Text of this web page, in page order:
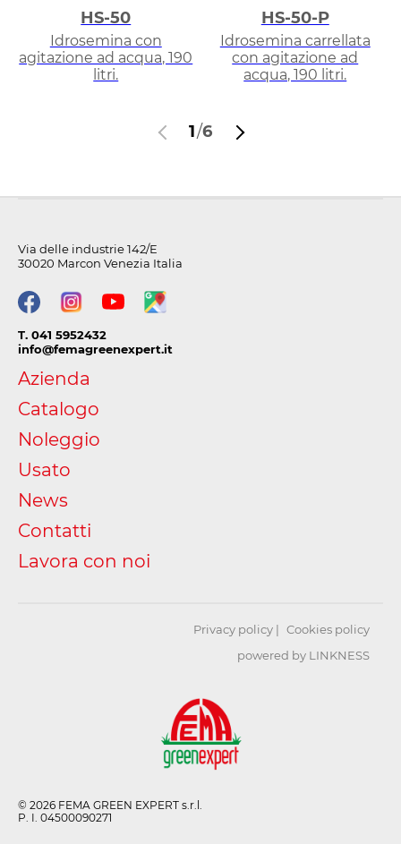
HS-50
Idrosemina con
agitazione ad acqua, 190
litri.
HS-50-P
Idrosemina carrellata
con agitazione ad
acqua, 190 litri.
1/6
Via delle industrie 142/E
30020 Marcon Venezia Italia
T. 041 5952432
info@femagreenexpert.it
Azienda
Catalogo
Noleggio
Usato
News
Contatti
Lavora con noi
Privacy policy
Cookies policy
powered by LINKNESS
© 2026 FEMA GREEN EXPERT s.r.l.
P. I. 04500090271